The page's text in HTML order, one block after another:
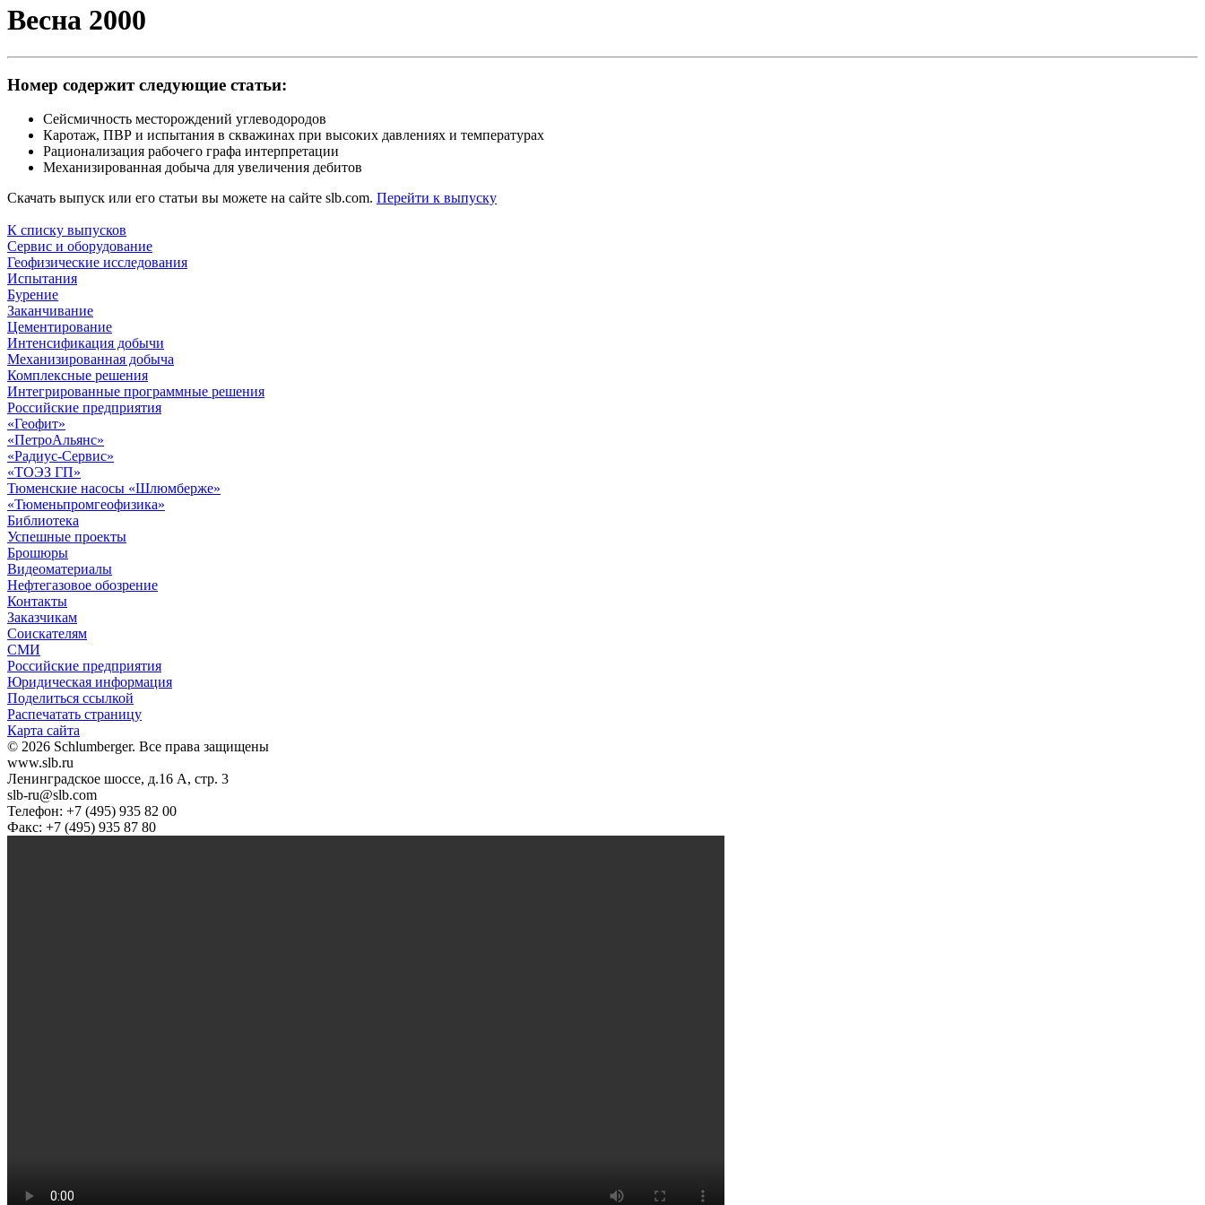
Весна 2000
Номер содержит следующие статьи:
Сейсмичность месторождений углеводородов
Каротаж, ПВР и испытания в скважинах при высоких давлениях и температурах
Рационализация рабочего графа интерпретации
Механизированная добыча для увеличения дебитов
Скачать выпуск или его статьи вы можете на сайте slb.com. Перейти к выпуску
К списку выпусков
Сервис и оборудование
Геофизические исследования
Испытания
Бурение
Заканчивание
Цементирование
Интенсификация добычи
Механизированная добыча
Комплексные решения
Интегрированные программные решения
Российские предприятия
«Геофит»
«ПетроАльянс»
«Радиус-Сервис»
«ТОЭЗ ГП»
Тюменские насосы «Шлюмберже»
«Тюменьпромгеофизика»
Библиотека
Успешные проекты
Брошюры
Видеоматериалы
Нефтегазовое обозрение
Контакты
Заказчикам
Соискателям
СМИ
Российские предприятия
Юридическая информация
Поделиться ссылкой
Распечатать страницу
Карта сайта
© 2026 Schlumberger. Все права защищены
www.slb.ru
Ленинградское шоссе, д.16 А, стр. 3
slb-ru@slb.com
Телефон: +7 (495) 935 82 00
Факс: +7 (495) 935 87 80